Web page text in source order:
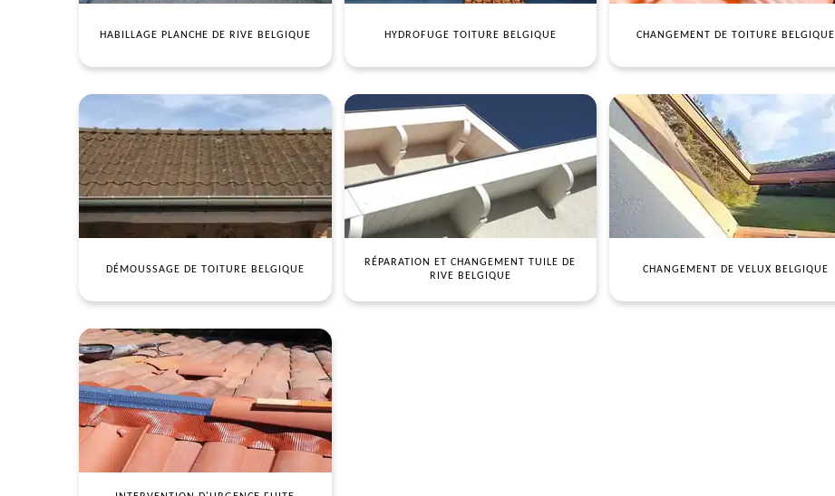
HABILLAGE PLANCHE DE RIVE BELGIQUE HYDROFUGE TOITURE BELGIQUE CHANGEMENT DE TOITURE BELGIQUE
DÉMOUSSAGE DE TOITURE BELGIQUE
RÉPARATION ET CHANGEMENT TUILE DE
RIVE BELGIQUE
CHANGEMENT DE VELUX BELGIQUE